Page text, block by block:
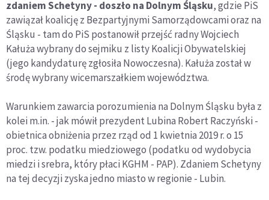
zdaniem Schetyny - doszło na Dolnym Śląsku, gdzie PiS
zawiązał koalicję z Bezpartyjnymi Samorządowcami oraz na
Śląsku - tam do PiS postanowił przejść radny Wojciech
Kałuża wybrany do sejmiku z listy Koalicji Obywatelskiej
(jego kandydaturę zgłosiła Nowoczesna). Kałuża został w
środę wybrany wicemarszałkiem województwa.
Warunkiem zawarcia porozumienia na Dolnym Śląsku była z
kolei m.in. - jak mówił prezydent Lubina Robert Raczyński -
obietnica obniżenia przez rząd od 1 kwietnia 2019 r. o 15
proc. tzw. podatku miedziowego (podatku od wydobycia
miedzi i srebra, który płaci KGHM - PAP). Zdaniem Schetyny
na tej decyzji zyska jedno miasto w regionie - Lubin.